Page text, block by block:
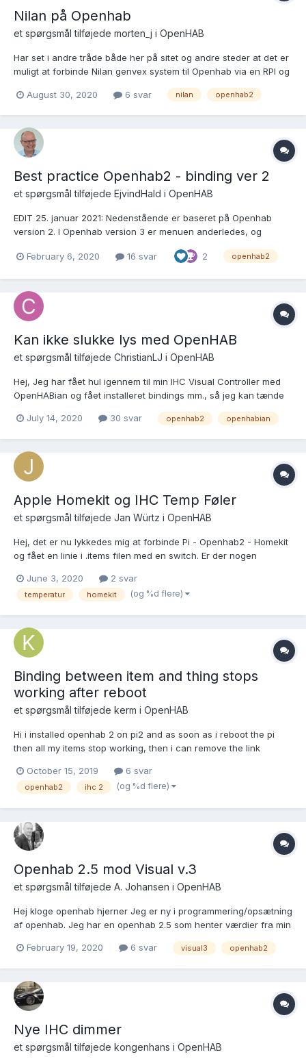
Nilan på Openhab
et spørgsmål tilføjede morten_j i OpenHAB
Har set i andre tråde både her på sitet og andre steder at det er
muligt at forbinde Nilan genvex system til Openhab via en RPI og
skal forbindes med 3 ledninger til usb’en, sidder henne på min
August 30, 2020 6 svar nilan openhab2
Best practice Openhab2 - binding ver 2
et spørgsmål tilføjede EjvindHald i OpenHAB
EDIT 25. januar 2021: Nedenstående er baseret på Openhab
version 2. I Openhab version 3 er menuen anderledes, og
om Best Practice for openHAB binding version 2 som opfølgning
February 6, 2020 16 svar 2 openhab2
Kan ikke slukke lys med OpenHAB
et spørgsmål tilføjede ChristianLJ i OpenHAB
Hej, Jeg har fået hul igennem til min IHC Visual Controller med
OpenHABian og fået installeret bindings mm., så jeg kan tænde
følgende: Switch KitchenLight "KitchenLight" <light> (vLys)
July 14, 2020 30 svar openhab2 openhabian
Apple Homekit og IHC Temp Føler
et spørgsmål tilføjede Jan Würtz i OpenHAB
Hej, det er nu lykkedes mig at forbinde Pi - Openhab2 - Homekit
og fået en linie i .items filen med en switch. Er der nogen
kan simpelthen ikke få det til at virke.. Måske en der har et
eksempel der virker Mvh Jan
June 3, 2020 2 svar
temperatur homekit (og %d flere)
Binding between item and thing stops
working after reboot
et spørgsmål tilføjede kerm i OpenHAB
Hi i installed openhab 2 on pi2 and as soon as i reboot the pi
then all my items stop working, then i can remove the link
reboot https://openhab.jfrog.io/openhab/libs-pullrequest-
local/org/openhab/binding/org.openhab.binding.ihc...
October 15, 2019 6 svar
openhab2 ihc 2 (og %d flere)
Openhab 2.5 mod Visual v.3
et spørgsmål tilføjede A. Johansen i OpenHAB
Hej kloge openhab hjerner Jeg er ny i programmering/opsætning
af openhab. Jeg har en openhab 2.5 som henter værdier fra min
controlleren bliver hentet. Jeg har herefter fra things oprettet
February 19, 2020 6 svar visual3 openhab2
Nye IHC dimmer
et spørgsmål tilføjede kongenhans i OpenHAB